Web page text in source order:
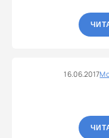
16.06.2017